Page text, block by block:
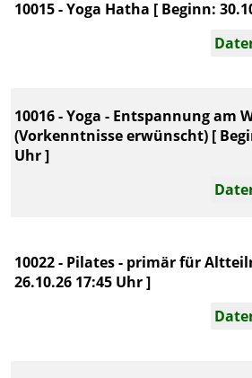
10015 - Yoga Hatha [ Beginn:
10016 - Yoga - Entspannung am
(Vorkenntnisse erwünscht) [
Uhr ]
10022 - Pilates - primär für
26.10.26 17:45 Uhr ]